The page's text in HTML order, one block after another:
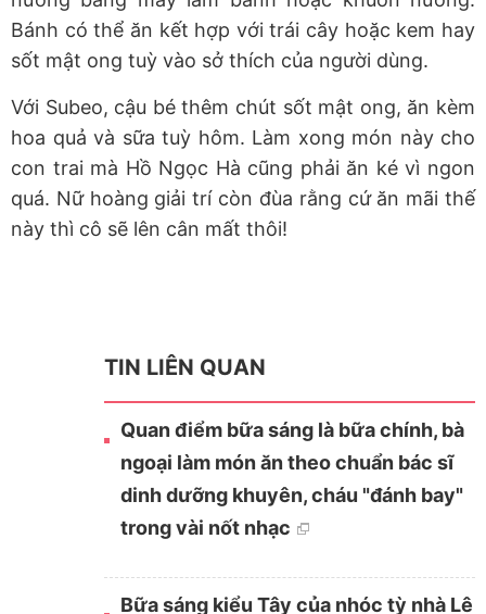
Bánh có thể ăn kết hợp với trái cây hoặc kem hay
sốt mật ong tuỳ vào sở thích của người dùng.
Với Subeo, cậu bé thêm chút sốt mật ong, ăn kèm
hoa quả và sữa tuỳ hôm. Làm xong món này cho
con trai mà Hồ Ngọc Hà cũng phải ăn ké vì ngon
quá. Nữ hoàng giải trí còn đùa rằng cứ ăn mãi thế
này thì cô sẽ lên cân mất thôi!
TIN LIÊN QUAN
Quan điểm bữa sáng là bữa chính, bà
ngoại làm món ăn theo chuẩn bác sĩ
dinh dưỡng khuyên, cháu "đánh bay"
trong vài nốt nhạc
Bữa sáng kiểu Tây của nhóc tỳ nhà Lê